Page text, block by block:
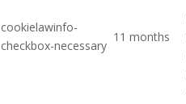
cookielawinfo-
checkbox-necessary
11 months